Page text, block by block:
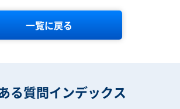
一覧に戻る
る質問インデックス